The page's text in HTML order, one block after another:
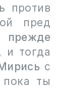
против
пред
прежде
и тогда
с
пока ты